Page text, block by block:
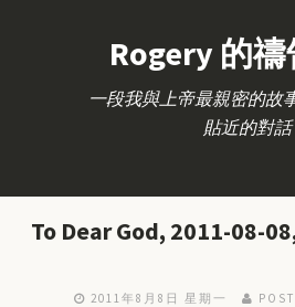
Rogery 的
一段我與上帝最親密的故
貼近的對話
To Dear God, 2011-08-
2011年8月8日 星期一